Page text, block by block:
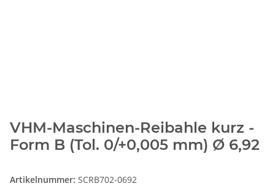
VHM-Maschinen-Reibahle kurz -
Form B (Tol. 0/+0,005 mm) Ø 6,92
Artikelnummer: SCRB702-0692